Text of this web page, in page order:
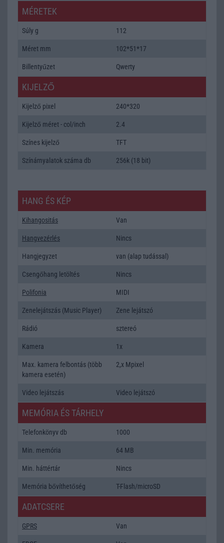
MÉRETEK
Súly g 112
Méret mm 102*51*17
Billentyűzet Qwerty
KIJELZŐ
Kijelző pixel 240*320
Kijelző méret - col/inch 2.4
Színes kijelző TFT
Színárnyalatok száma db 256k (18 bit)
HANG ÉS KÉP
Kihangositás Van
Hangvezérlés Nincs
Hangjegyzet van (alap tudással)
Csengőhang letöltés Nincs
Polifonia MIDI
Zenelejátszás (Music Player) Zene lejátszó
Rádió sztereó
Kamera 1x
Max. kamera felbontás (több
kamera esetén)
2,x Mpixel
Video lejátszás Video lejátszó
MEMÓRIA ÉS TÁRHELY
Telefonkönyv db 1000
Min. memória 64 MB
Min. háttértár Nincs
Memória bővíthetőség T-Flash/microSD
ADATCSERE
GPRS Van